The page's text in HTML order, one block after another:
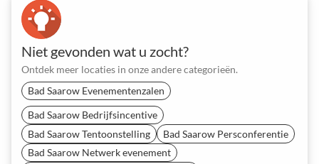
Niet gevonden wat u zocht?
Ontdek meer locaties in onze andere categorieën.
Bad Saarow Evenementenzalen
Bad Saarow Bedrijfsincentive
Bad Saarow Tentoonstelling
Bad Saarow Persconferentie
Bad Saarow Netwerk evenement